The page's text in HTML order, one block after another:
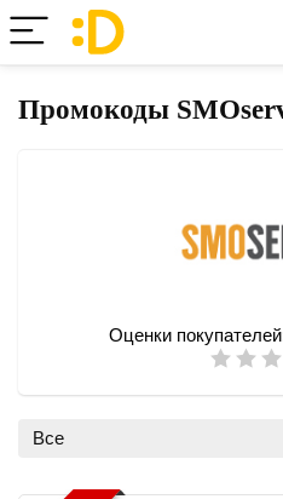
Промокоды
Оценки
Все